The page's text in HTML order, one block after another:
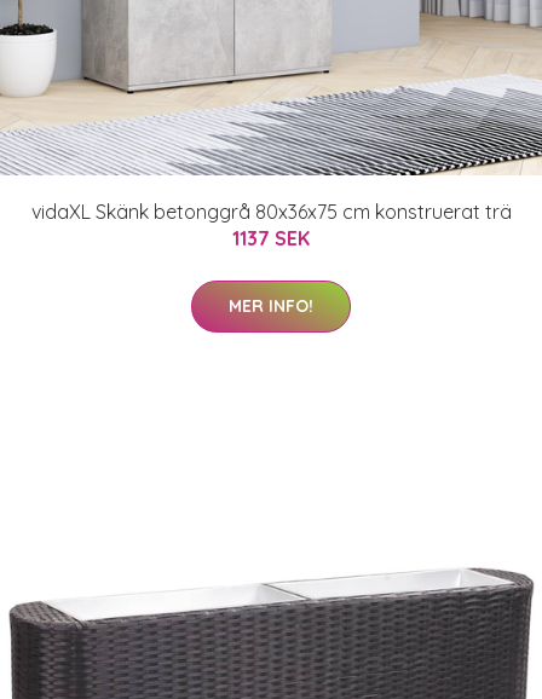
vidaXL Skänk betonggrå 80x36x75 cm konstruerat trä
1137 SEK
MER INFO!